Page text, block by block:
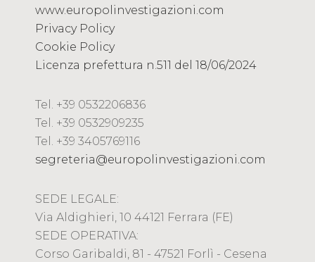
www.europolinvestigazioni.com
Privacy Policy
Cookie Policy
Licenza prefettura n.511 del 18/06/2024
Tel. +39 0532206836
Tel. +39 0532909235
Tel. +39 3405769116
segreteria@europolinvestigazioni.com
SEDE LEGALE:
Via Aldighieri, 10 44121 Ferrara (FE)
SEDE OPERATIVA:
Corso Garibaldi, 81 - 47521 Forlì - Cesena